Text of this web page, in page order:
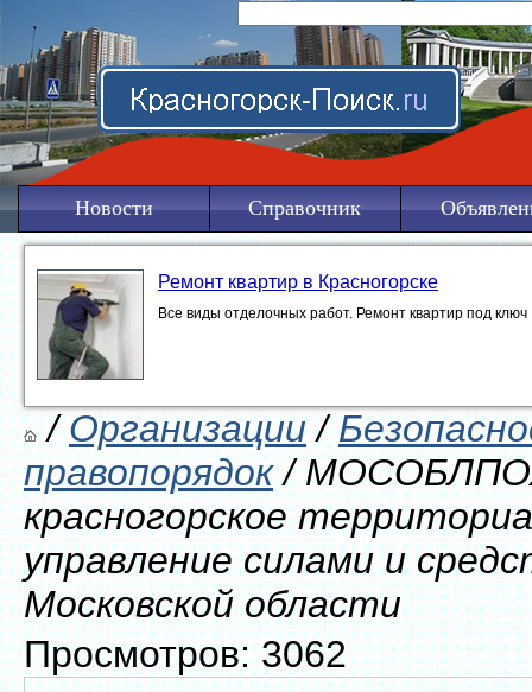
Новости Справочник
Ремонт квартир в Красногорске
Все виды отделочных работ. Ремонт квартир под ключ
/Организации/
правопорядок/
красногорское
управление силами и
Московской области
Просмотров: 3062